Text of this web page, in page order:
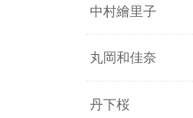
中村繪里子
丸岡和佳奈
丹下桜